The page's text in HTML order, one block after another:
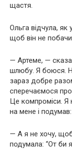
щастя.
Ольга відчула, як
щоб він не
— Артеме, —
шлюбу. Я боюся.
зараз добре
сперечаємося
Це компроміси. Я
на мене і
— А я не хочу,
подумала: “От би